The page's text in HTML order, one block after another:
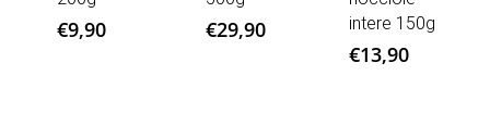
€9,90 €29,90
intere 150g
€13,90